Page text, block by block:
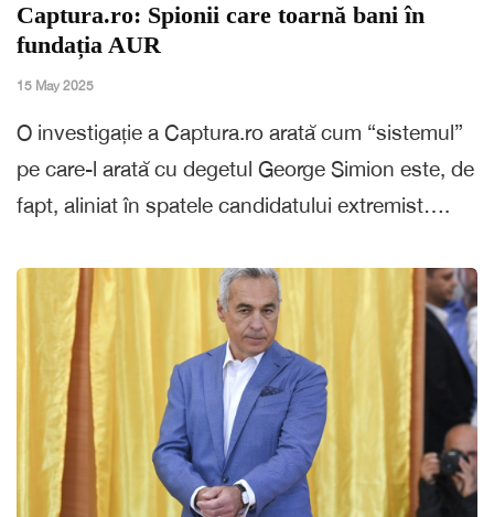
Captura.ro: Spionii care toarnă bani în
fundația AUR
15 May 2025
O investigație a Captura.ro arată cum “sistemul”
pe care-l arată cu degetul George Simion este, de
fapt, aliniat în spatele candidatului extremist….